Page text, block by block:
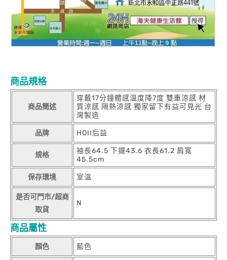
商品規格
商品簡述
穿戴17分鐘體感溫度降7度 雙重涼感 材
質涼感 隔熱涼感 獨家留下有益可見光 台
灣製造
品牌 HOII后益
規格
袖長64.5 下擺43.6 衣長61.2 肩寬
45.5cm
保存環境 室溫
是否可門市/超商
取貨
N
商品屬性
顏色 藍色